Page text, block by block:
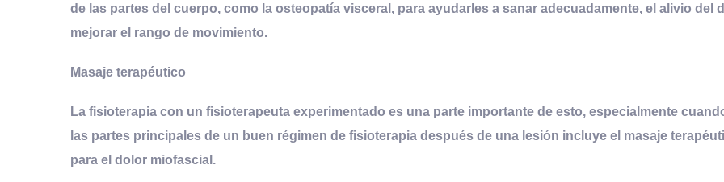
de las partes del cuerpo, como la osteopatía visceral, para ayudarles a sanar adecuadamente, el alivio
mejorar el rango de movimiento.
Masaje terapéutico
La fisioterapia con un fisioterapeuta experimentado es una parte importante de esto, especialmente
las partes principales de un buen régimen de fisioterapia después de una lesión incluye el masaje
para el dolor miofascial.